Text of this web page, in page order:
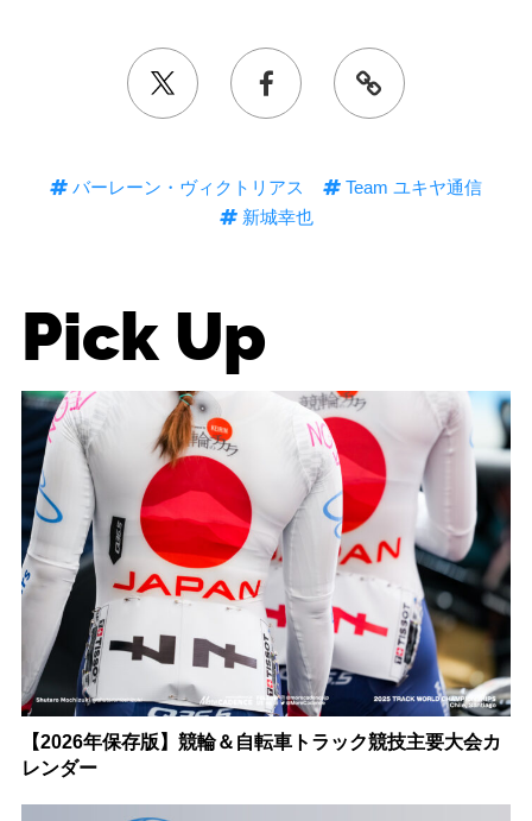
バーレーン・ヴィクトリアス
Team ユキヤ通信
新城幸也
Pick Up
【2026年保存版】競輪＆自転車トラック競技主要大会カ
レンダー